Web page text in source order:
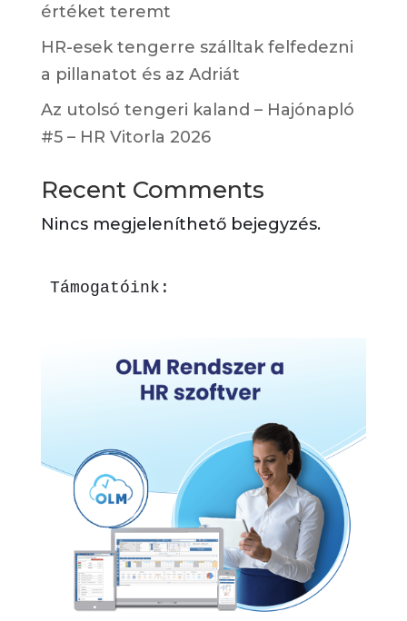
értéket teremt
HR-esek tengerre szálltak felfedezni
a pillanatot és az Adriát
Az utolsó tengeri kaland – Hajónapló
#5 – HR Vitorla 2026
Recent Comments
Nincs megjeleníthető bejegyzés.
Támogatóink: